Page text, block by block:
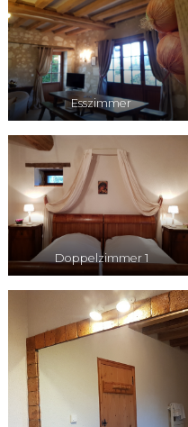
Esszimmer
Doppelzimmer 1